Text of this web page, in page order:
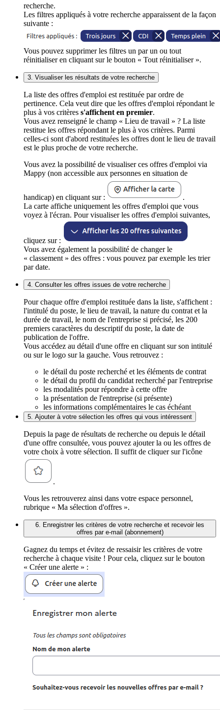
recherche.
Les filtres appliqués à votre recherche apparaissent de la façon
suivante :
Vous pouvez supprimer les filtres un par un ou tout
réinitialiser en cliquant sur le bouton « Tout réinitialiser ».
3. Visualiser les résultats de votre recherche
La liste des offres d'emploi est restituée par ordre de
pertinence. Cela veut dire que les offres d'emploi répondant le
plus à vos critères s'affichent en premier.
Vous avez renseigné le champ « Lieu de travail » ? La liste
restitue les offres répondant le plus à vos critères. Parmi
celles-ci sont d'abord restituées les offres dont le lieu de travail
est le plus proche de votre recherche.
Vous avez la possibilité de visualiser ces offres d'emploi via
Mappy (non accessible aux personnes en situation de
handicap) en cliquant sur :
.
La carte affiche uniquement les offres d'emploi que vous
voyez à l'écran. Pour visualiser les offres d'emploi suivantes,
cliquez sur :
Vous avez également la possibilité de changer le
« classement » des offres : vous pouvez par exemple les trier
par date.
4. Consulter les offres issues de votre recherche
Pour chaque offre d'emploi restituée dans la liste, s'affichent :
l'intitulé du poste, le lieu de travail, la nature du contrat et la
durée de travail, le nom de l'entreprise si précisé, les 200
premiers caractères du descriptif du poste, la date de
publication de l'offre.
Vous accédez au détail d'une offre en cliquant sur son intitulé
ou sur le logo sur la gauche. Vous retrouvez :
le détail du poste recherché et les éléments de contrat
le détail du profil du candidat recherché par l'entreprise
les modalités pour répondre à cette offre
la présentation de l'entreprise (si présente)
les informations complémentaires le cas échéant
5. Ajouter à votre sélection les offres qui vous intéressent
Depuis la page de résultats de recherche ou depuis le détail
d'une offre consultée, vous pouvez ajouter la ou les offres de
votre choix à votre sélection. Il suffit de cliquer sur l'icône
.
Vous les retrouverez ainsi dans votre espace personnel,
rubrique « Ma sélection d'offres ».
6. Enregistrer les critères de votre recherche et recevoir les
offres par e-mail (abonnement)
Gagnez du temps et évitez de ressaisir les critères de votre
recherche à chaque visite ! Pour cela, cliquez sur le bouton
« Créer une alerte » :